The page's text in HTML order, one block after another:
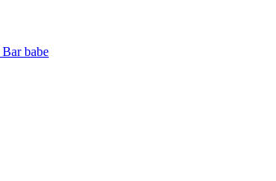
Bar babe